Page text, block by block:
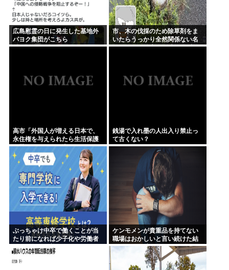
広島慰霊の日に発生した基地外
パヨク集団がこちら
市、木の伐採のため除草剤をま
いたらうっかり全然関係ない名
物イチョウ並木道54本を全滅さ
高市「外国人が増える日本で、
永住権を与えられたら生活保護
を貰うなんて人が増えては困
る。日本人以上の水準の人のみ
許可します」
銭湯で入れ墨の人出入り禁止っ
て古くない？
ぶっちゃけ中卒で働くことが当
たり前になれば少子化や労働者
不足問題は改善するよな
ケンモメンが貴重品を持てない
職場はおかしいと言い続けた結
果 ルールが変わり始めた件